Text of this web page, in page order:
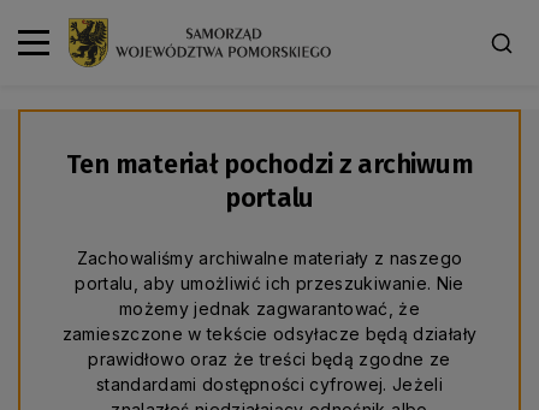
Ten materiał pochodzi z archiwum
portalu
Zachowaliśmy archiwalne materiały z naszego
portalu, aby umożliwić ich przeszukiwanie. Nie
możemy jednak zagwarantować, że
zamieszczone w tekście odsyłacze będą działały
prawidłowo oraz że treści będą zgodne ze
standardami dostępności cyfrowej. Jeżeli